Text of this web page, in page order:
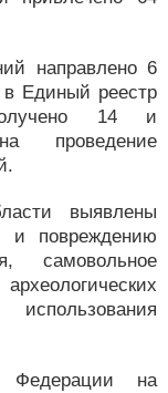
направлено 6
Единый реестр
14 и
проведение
выявлены
и повреждению
самовольное
Федерации на